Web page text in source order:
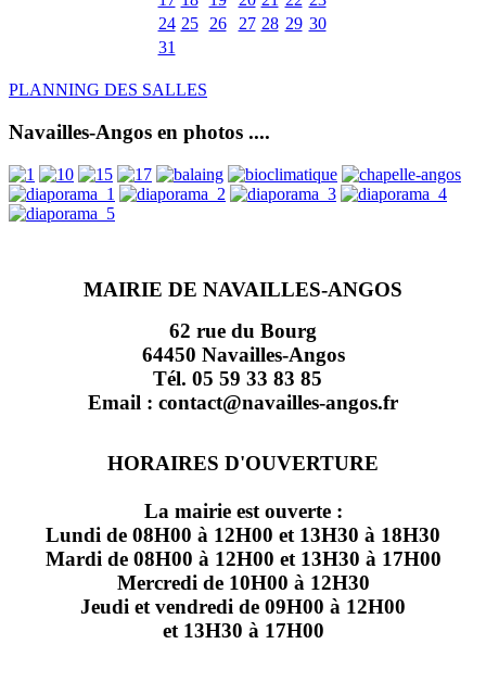
24 25 26 27 28 29 30
31
PLANNING DES SALLES
Navailles-Angos en photos ....
MAIRIE DE NAVAILLES-ANGOS
62 rue du Bourg
64450 Navailles-Angos
Tél. 05 59 33 83 85
Email : contact@navailles-angos.fr
HORAIRES D'OUVERTURE
La mairie est ouverte :
Lundi de 08H00 à 12H00 et 13H30 à 18H30
Mardi de 08H00 à 12H00 et 13H30 à 17H00
Mercredi de 10H00 à 12H30
Jeudi et vendredi de 09H00 à 12H00
et 13H30 à 17H00